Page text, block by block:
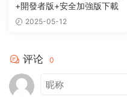
+開發者版+安全加強版下載
2025-05-12
评论 0